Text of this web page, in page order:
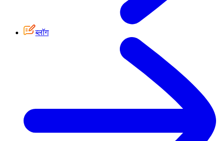
ब्लॉग